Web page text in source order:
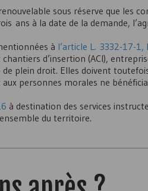
sous réserve que les
ans à la date de la demande,
à l’article L. 3332-17-1,
d’insertion (ACI),
plein droit. Elles doivent
personnes morales ne
à destination des services
du territoire.